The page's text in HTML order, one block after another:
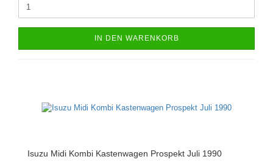
IN DEN WARENKORB
Isuzu Midi Kombi Kastenwagen Prospekt Juli 1990